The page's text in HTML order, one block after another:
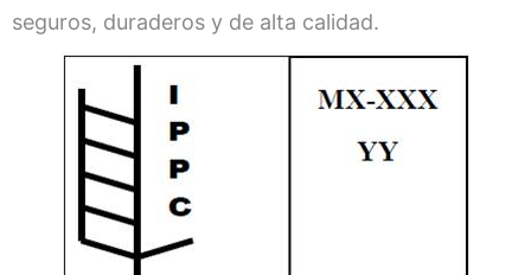
seguros, duraderos y de alta calidad.